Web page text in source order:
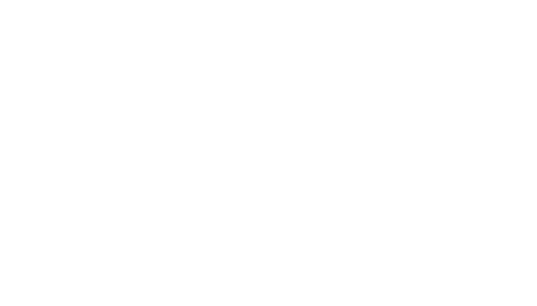
Erbe, Nachwuchsförderung, Vermittlung, Selektive
Bildende Kunst, Angewandte Kunst,
Werkankäufe, Kunstankäufe, Kunst und Bau,